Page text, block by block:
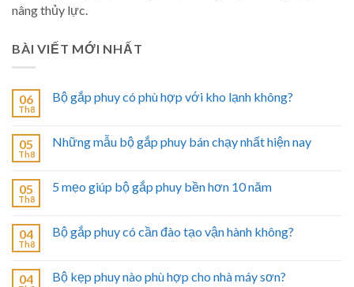
nâng thủy lực.
BÀI VIẾT MỚI NHẤT
06
Th8
Bộ gắp phuy có phù hợp với kho lạnh không?
05
Th8
Những mẫu bộ gắp phuy bán chạy nhất hiện nay
05
Th8
5 mẹo giúp bộ gắp phuy bền hơn 10 năm
04
Th8
Bộ gắp phuy có cần đào tạo vận hành không?
04 Bộ kẹp phuy nào phù hợp cho nhà máy sơn?